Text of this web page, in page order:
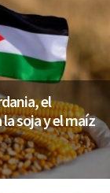
el
soja y el maíz